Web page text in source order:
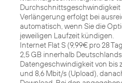
Durchschnittsgeschwindigkeit
Verlängerung erfolgt bei
automatisch, wenn Sie die
jeweiligen Laufzeit kündigen.
Internet Flat S (9,99€ pro 28
2,5 GB innerhalb
Datengeschwindigkeit von bis
und 8,6 Mbit/s (Upload),